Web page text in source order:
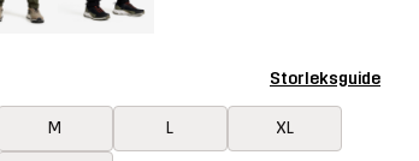
Storleksguide
M L XL